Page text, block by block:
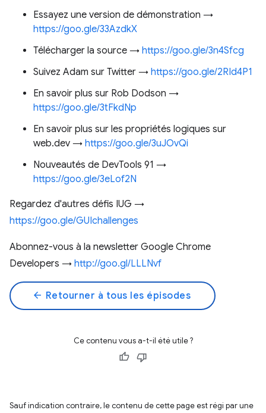
Essayez une version de démonstration →
https://goo.gle/33AzdkX
Télécharger la source → https://goo.gle/3n4Sfcg
Suivez Adam sur Twitter → https://goo.gle/2RId4P1
En savoir plus sur Rob Dodson →
https://goo.gle/3tFkdNp
En savoir plus sur les propriétés logiques sur
web.dev → https://goo.gle/3uJOvQi
Nouveautés de DevTools 91 →
https://goo.gle/3eLof2N
Regardez d'autres défis IUG →
https://goo.gle/GUIchallenges
Abonnez-vous à la newsletter Google Chrome
Developers → http://goo.gl/LLLNvf
arrow_back Retourner à tous les épisodes
Ce contenu vous a-t-il été utile ?
Sauf indication contraire, le contenu de cette page est régi par une